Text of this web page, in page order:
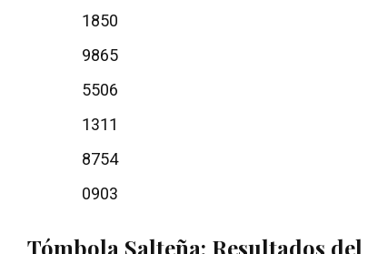
1850
9865
5506
1311
8754
0903
Tómbola Salteña: Resultados del